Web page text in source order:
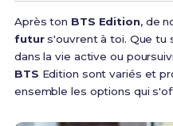
Après ton BTS Edition, de
futurs'ouvrent à toi. Que tu
dans la vie active ou
BTS Edition sont variés et
ensemble les options qui